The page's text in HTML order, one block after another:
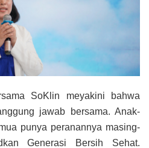
SoKlin meyakini bahwa
jawab bersama. Anak-
punya peranannya masing-
Generasi Bersih Sehat.